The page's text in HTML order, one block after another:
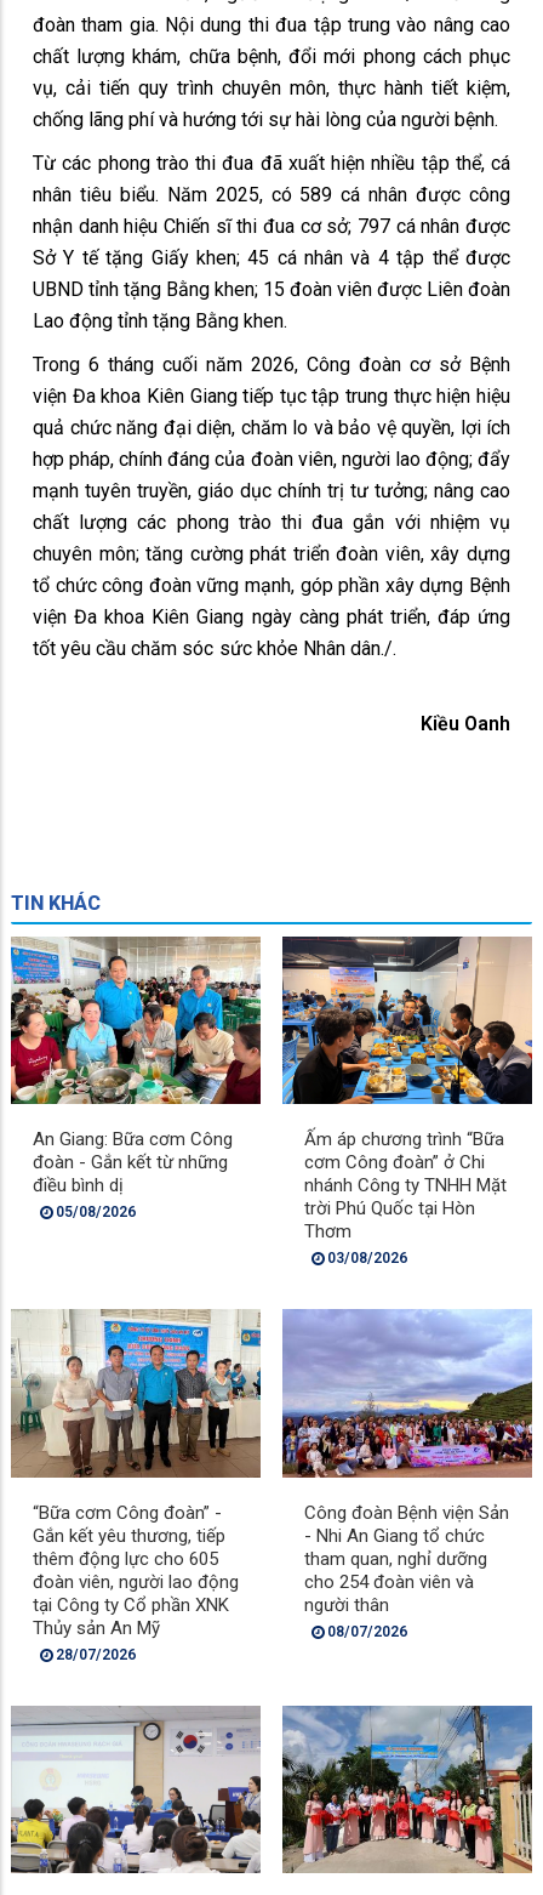
đoàn tham gia. Nội dung thi đua tập trung vào nâng cao
chất lượng khám, chữa bệnh, đổi mới phong cách phục
vụ, cải tiến quy trình chuyên môn, thực hành tiết kiệm,
chống lãng phí và hướng tới sự hài lòng của người bệnh.
Từ các phong trào thi đua đã xuất hiện nhiều tập thể, cá
nhân tiêu biểu. Năm 2025, có 589 cá nhân được công
nhận danh hiệu Chiến sĩ thi đua cơ sở; 797 cá nhân được
Sở Y tế tặng Giấy khen; 45 cá nhân và 4 tập thể được
UBND tỉnh tặng Bằng khen; 15 đoàn viên được Liên đoàn
Lao động tỉnh tặng Bằng khen.
Trong 6 tháng cuối năm 2026, Công đoàn cơ sở Bệnh
viện Đa khoa Kiên Giang tiếp tục tập trung thực hiện hiệu
quả chức năng đại diện, chăm lo và bảo vệ quyền, lợi ích
hợp pháp, chính đáng của đoàn viên, người lao động; đẩy
mạnh tuyên truyền, giáo dục chính trị tư tưởng; nâng cao
chất lượng các phong trào thi đua gắn với nhiệm vụ
chuyên môn; tăng cường phát triển đoàn viên, xây dựng
tổ chức công đoàn vững mạnh, góp phần xây dựng Bệnh
viện Đa khoa Kiên Giang ngày càng phát triển, đáp ứng
tốt yêu cầu chăm sóc sức khỏe Nhân dân./.
Kiều Oanh
TIN KHÁC
An Giang: Bữa cơm Công
đoàn - Gắn kết từ những
điều bình dị
05/08/2026
Ấm áp chương trình “Bữa
cơm Công đoàn” ở Chi
nhánh Công ty TNHH Mặt
trời Phú Quốc tại Hòn
Thơm
03/08/2026
“Bữa cơm Công đoàn” -
Gắn kết yêu thương, tiếp
thêm động lực cho 605
đoàn viên, người lao động
tại Công ty Cổ phần XNK
Thủy sản An Mỹ
28/07/2026
Công đoàn Bệnh viện Sản
- Nhi An Giang tổ chức
tham quan, nghỉ dưỡng
cho 254 đoàn viên và
người thân
08/07/2026